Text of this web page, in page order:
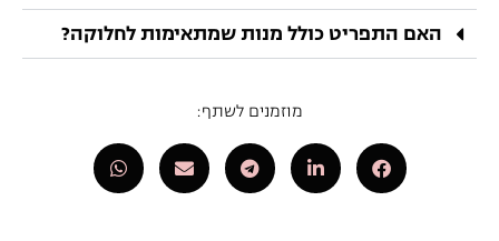
האם התפריט כולל מנות שמתאימות לחלוקה?
מוזמנים לשתף: